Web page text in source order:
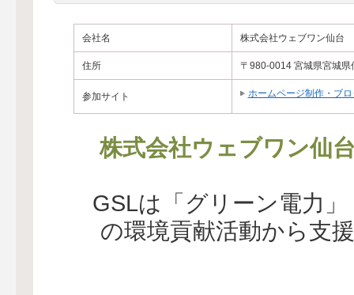
会社名 株式会社ウェブワン仙台
住所 〒980-0014 宮城県宮城
参加サイト ホームページ制作・ブ
株式会社ウェブワン仙
GSLは「グリーン電力
の環境貢献活動から支